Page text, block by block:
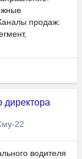
продаж:
директора
22
водителя